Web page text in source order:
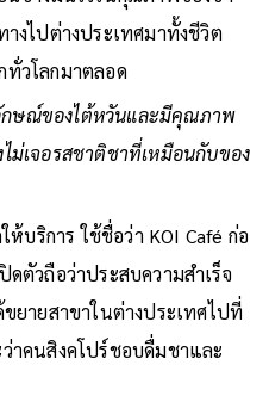
งไปต่างประเทศมาทั้งชีวิต
ทั่วโลกมาตลอด
กษณ์ของไต้หวันและมีคุณภาพ
ม่เจอรสชาติชาที่เหมือนกับของ
บริการ ใช้ชื่อว่า KOI Café ก่อ
ตัวถือว่าประสบความสำเร็จ
ยายสาขาในต่างประเทศไปที่
าคนสิงคโปร์ชอบดื่มชาและ